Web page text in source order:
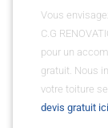
Vous
C.G
pour un
gratuit. Nous
votre toiture
devis gratuit ici